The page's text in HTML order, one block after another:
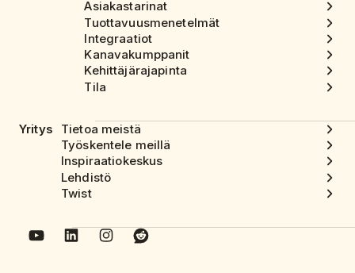
Asiakastarinat
Tuottavuusmenetelmät
Integraatiot
Kanavakumppanit
Kehittäjärajapinta
Tila
Yritys
Tietoa meistä
Työskentele meillä
Inspiraatiokeskus
Lehdistö
Twist